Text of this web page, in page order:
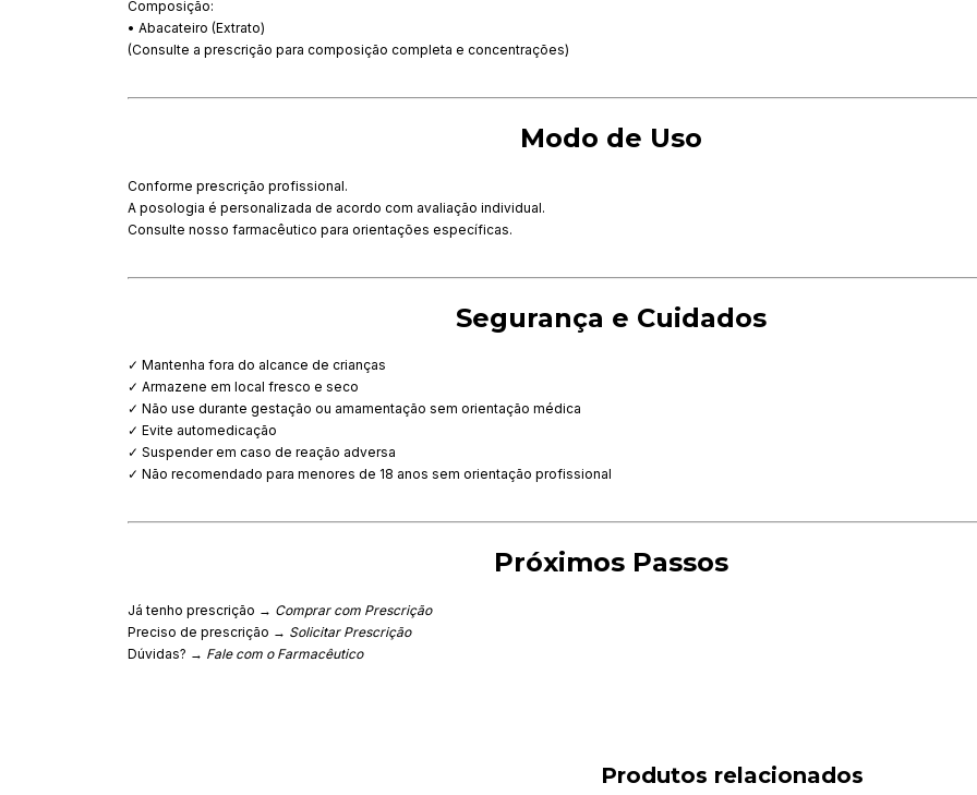
Composição:
• Abacateiro (Extrato)
(Consulte a prescrição para composição completa e concentrações)
Modo de Uso
Conforme prescrição profissional.
A posologia é personalizada de acordo com avaliação individual.
Consulte nosso farmacêutico para orientações específicas.
Segurança e Cuidados
✓ Mantenha fora do alcance de crianças
✓ Armazene em local fresco e seco
✓ Não use durante gestação ou amamentação sem orientação médica
✓ Evite automedicação
✓ Suspender em caso de reação adversa
✓ Não recomendado para menores de 18 anos sem orientação profissional
Próximos Passos
Já tenho prescrição → Comprar com Prescrição
Preciso de prescrição → Solicitar Prescrição
Dúvidas? → Fale com o Farmacêutico
Produtos relacionados